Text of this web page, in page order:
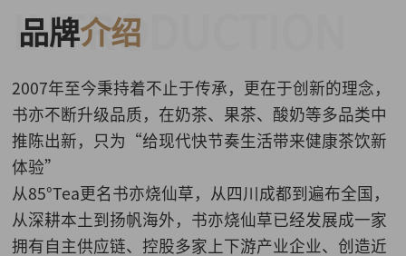
INTRODUCTION
品牌介绍
2007年至今秉持着不止于传承，更在于创新的理念，
书亦不断升级品质，在奶茶、果茶、酸奶等多品类中
推陈出新，只为“给现代快节奏生活带来健康茶饮新
体验”
从85°Tea更名书亦烧仙草，从四川成都到遍布全国，
从深耕本土到扬帆海外，书亦烧仙草已经发展成一家
拥有自主供应链、控股多家上下游产业企业、创造近